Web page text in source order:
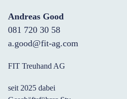
Andreas Good
081 720 30 58
a.good@fit-ag.com
FIT Treuhand AG
seit 2025 dabei